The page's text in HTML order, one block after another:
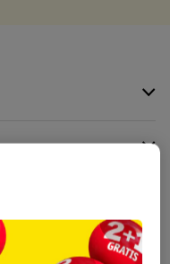
(nog) geen Nature